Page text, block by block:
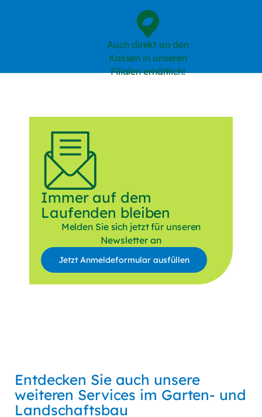
Auch direkt an den
Kassen in unseren
Filialen erhältlich!
Immer auf dem
Laufenden bleiben
Melden Sie sich jetzt für unseren
Newsletter an
Jetzt Anmeldeformular ausfüllen
Anrede
Mich interessieren Themen*
Entdecken Sie auch unsere
weiteren Services im Garten- und
Landschaftsbau